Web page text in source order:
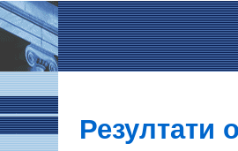
Резултати